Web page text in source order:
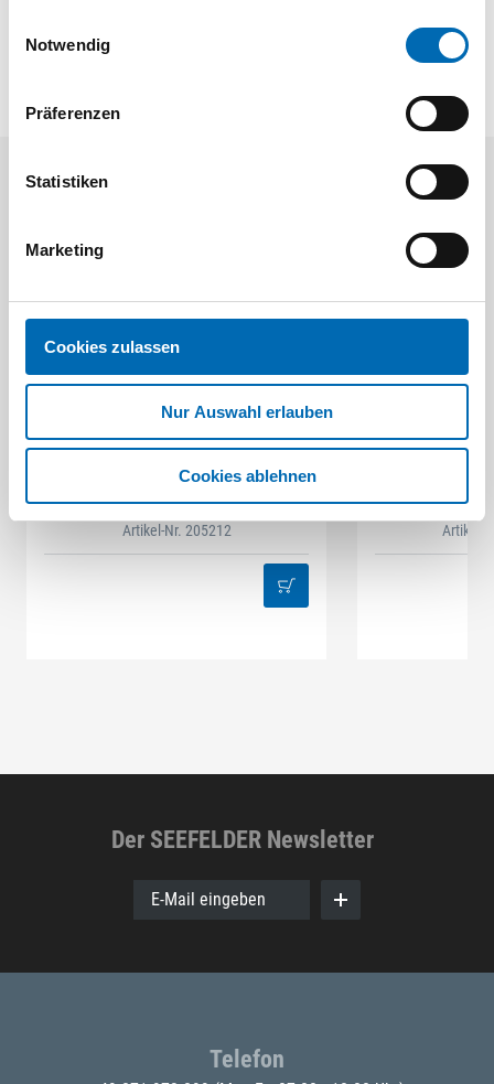
Notwendig
Präferenzen
Statistiken
Marketing
Cookies zulassen
Nur Auswahl erlauben
Cookies ablehnen
Dictator
MONTAGEPLATTE FÜR VS 2000 / V
1600
Artikel-Nr. 205212 Artikel-
Der SEEFELDER Newsletter
E-Mail eingeben
Telefon